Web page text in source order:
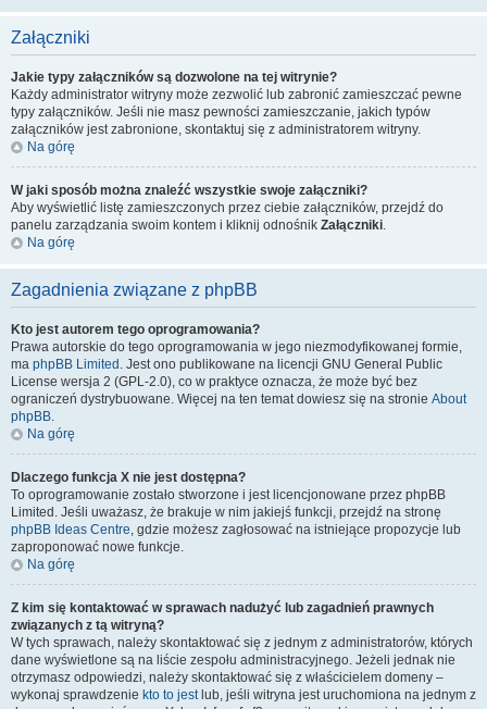
Załączniki
Jakie typy załączników są dozwolone na tej witrynie?
Każdy administrator witryny może zezwolić lub zabronić zamieszczać pewne
typy załączników. Jeśli nie masz pewności zamieszczanie, jakich typów
załączników jest zabronione, skontaktuj się z administratorem witryny.
Na górę
W jaki sposób można znaleźć wszystkie swoje załączniki?
Aby wyświetlić listę zamieszczonych przez ciebie załączników, przejdź do
panelu zarządzania swoim kontem i kliknij odnośnik Załączniki.
Na górę
Zagadnienia związane z phpBB
Kto jest autorem tego oprogramowania?
Prawa autorskie do tego oprogramowania w jego niezmodyfikowanej formie,
ma phpBB Limited . Jest ono publikowane na licencji GNU General Public
License wersja 2 (GPL-2.0), co w praktyce oznacza, że może być bez
ograniczeń dystrybuowane. Więcej na ten temat dowiesz się na stronie About
phpBB.
Na górę
Dlaczego funkcja X nie jest dostępna?
To oprogramowanie zostało stworzone i jest licencjonowane przez phpBB
Limited. Jeśli uważasz, że brakuje w nim jakiejś funkcji, przejdź na stronę
phpBB Ideas Centre, gdzie możesz zagłosować na istniejące propozycje lub
zaproponować nowe funkcje.
Na górę
Z kim się kontaktować w sprawach nadużyć lub zagadnień prawnych
związanych z tą witryną?
W tych sprawach, należy skontaktować się z jednym z administratorów, których
dane wyświetlone są na liście zespołu administracyjnego. Jeżeli jednak nie
otrzymasz odpowiedzi, należy skontaktować się z właścicielem domeny –
wykonaj sprawdzenie kto to jestlub, jeśli witryna jest uruchomiona na jednym z